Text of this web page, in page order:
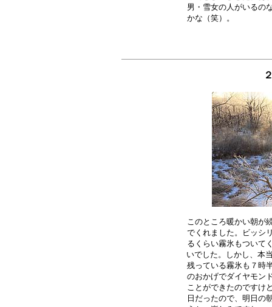
男・雪女の人がいるの
このところ暖かい朝が
でくれました。ビッシ
るくらい霧氷もついて
いでした。しかし、本
残っている霧氷も７時
のおかげでダイヤモン
ことができたのですけ
日だったので、明日の